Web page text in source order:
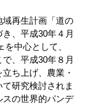
再生計画「道の
、平成30年４月
中心として、
、平成30年８月
ち上げ、農業・
研究検討されま
スの世界的パンデ